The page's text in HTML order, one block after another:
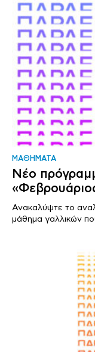
ΜΑΘΗΜΑΤΑ
Νέο
Ανακαλύψτε το
μάθημα γαλλικών